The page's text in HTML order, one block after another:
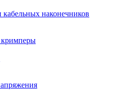
наконечников